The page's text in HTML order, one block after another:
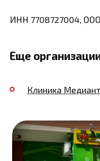
ИНН 7708727004,
Еще
Клиника Медиант